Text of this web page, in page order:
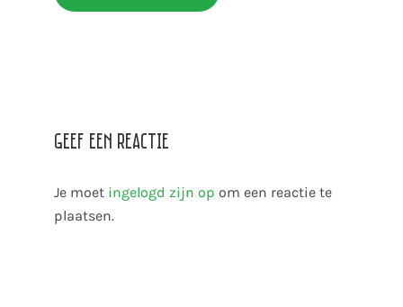
Geef een reactie
Je moet ingelogd zijn op om een reactie te
plaatsen.